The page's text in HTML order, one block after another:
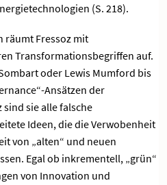
(S. 218).
räumt Fressoz mit
Transformationsbegriffen auf.
oder Lewis Mumford bis
Ansätzen der
sie alle falsche
Ideen, die die Verwobenheit
von „alten“ und neuen
Egal ob inkrementell, „grün“
von Innovation und